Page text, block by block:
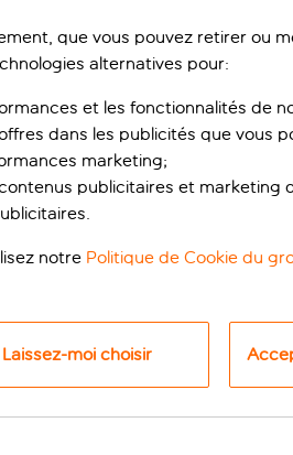
que vous pouvez retirer ou
alternatives pour:
et les fonctionnalités de
dans les publicités que vous
marketing;
publicitaires et marketing
notre Politique de Cookie du
Laissez-moi choisir